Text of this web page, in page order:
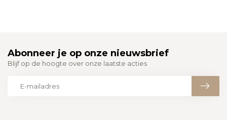
Abonneer je op onze nieuwsbrief
Blijf op de hoogte over onze laatste acties